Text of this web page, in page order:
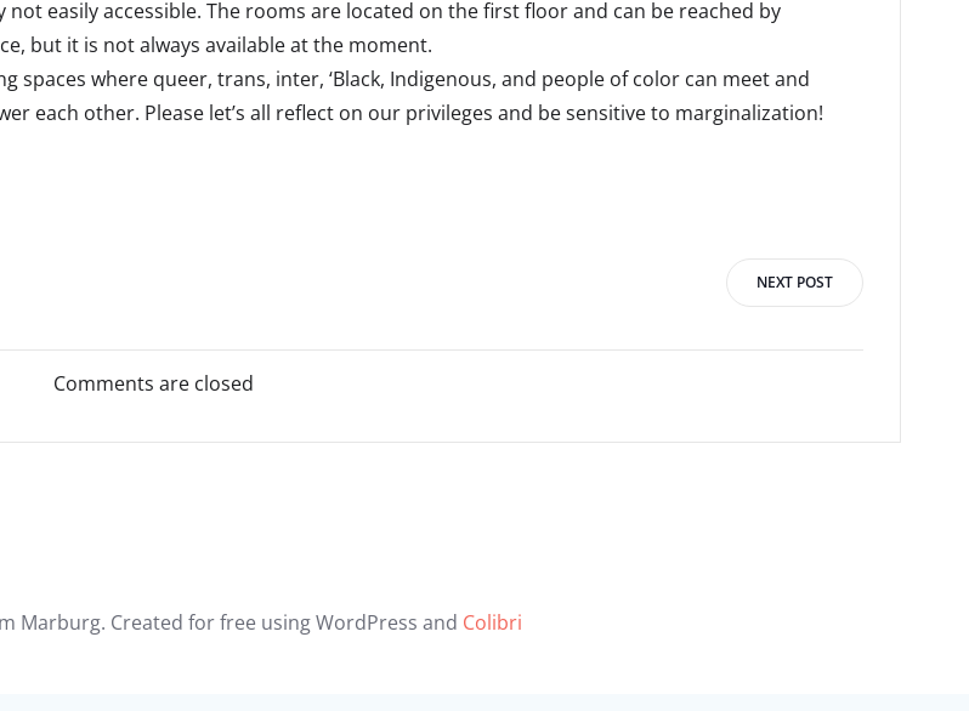
easily accessible. The rooms are located on the first floor and can be reached by
but it is not always available at the moment.
spaces where queer, trans, inter, ‘Black, Indigenous, and people of color can meet and
each other. Please let’s all reflect on our privileges and be sensitive to marginalization!
navigation
NEXT POST
Comments are closed
Marburg. Created for free using WordPress and Colibri